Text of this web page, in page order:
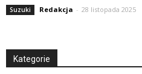
Suzuki Redakcja - 28 listopada 2025
Kategorie